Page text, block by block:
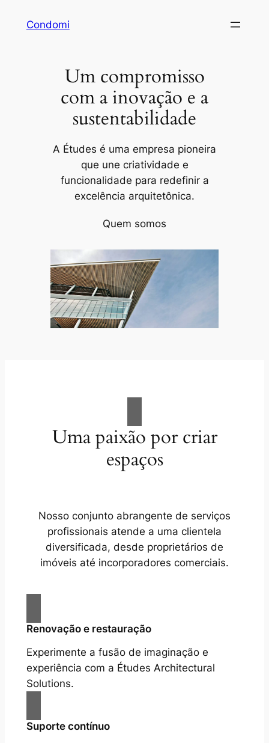
Condomi
Um compromisso
com a inovação e a
sustentabilidade
A Études é uma empresa pioneira
que une criatividade e
funcionalidade para redefinir a
excelência arquitetônica.
Quem somos
Uma paixão por criar
espaços
Nosso conjunto abrangente de serviços
profissionais atende a uma clientela
diversificada, desde proprietários de
imóveis até incorporadores comerciais.
Renovação e restauração
Experimente a fusão de imaginação e
experiência com a Études Architectural
Solutions.
Suporte contínuo